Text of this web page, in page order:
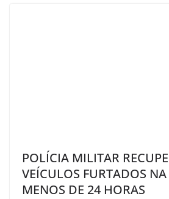
POLÍCIA MILITAR
VEÍCULOS FURTADOS
MENOS DE 24 HORAS